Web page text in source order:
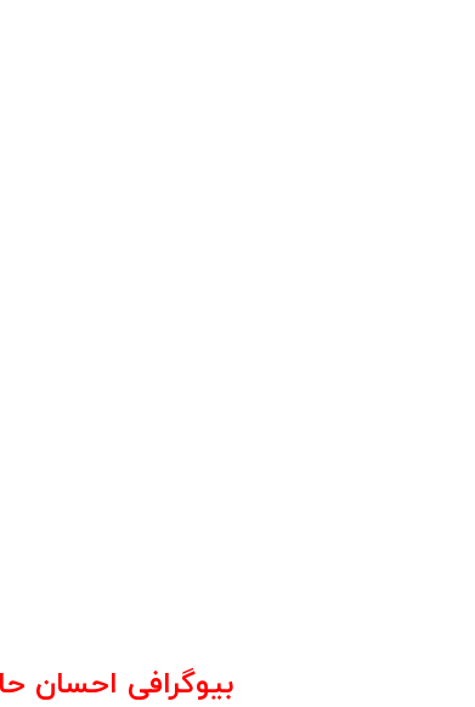
بیوگرافی احسان